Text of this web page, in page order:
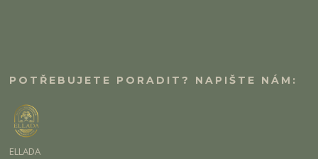
POTŘEBUJETE PORADIT? NAPIŠTE NÁM:
ELLADA